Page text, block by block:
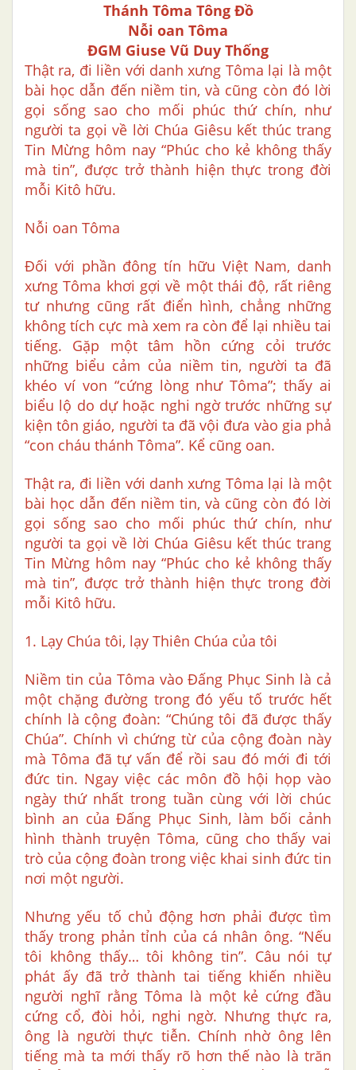
Thánh Tôma Tông Đồ
Nỗi oan Tôma
ĐGM Giuse Vũ Duy Thống
Thật ra, đi liền với danh xưng Tôma lại là một
bài học dẫn đến niềm tin, và cũng còn đó lời
gọi sống sao cho mối phúc thứ chín, như
người ta gọi về lời Chúa Giêsu kết thúc trang
Tin Mừng hôm nay “Phúc cho kẻ không thấy
mà tin”, được trở thành hiện thực trong đời
mỗi Kitô hữu.
Nỗi oan Tôma
Đối với phần đông tín hữu Việt Nam, danh
xưng Tôma khơi gợi về một thái độ, rất riêng
tư nhưng cũng rất điển hình, chẳng những
không tích cực mà xem ra còn để lại nhiều tai
tiếng. Gặp một tâm hồn cứng cỏi trước
những biểu cảm của niềm tin, người ta đã
khéo ví von “cứng lòng như Tôma”; thấy ai
biểu lộ do dự hoặc nghi ngờ trước những sự
kiện tôn giáo, người ta đã vội đưa vào gia phả
“con cháu thánh Tôma”. Kể cũng oan.
Thật ra, đi liền với danh xưng Tôma lại là một
bài học dẫn đến niềm tin, và cũng còn đó lời
gọi sống sao cho mối phúc thứ chín, như
người ta gọi về lời Chúa Giêsu kết thúc trang
Tin Mừng hôm nay “Phúc cho kẻ không thấy
mà tin”, được trở thành hiện thực trong đời
mỗi Kitô hữu.
1. Lạy Chúa tôi, lạy Thiên Chúa của tôi
Niềm tin của Tôma vào Đấng Phục Sinh là cả
một chặng đường trong đó yếu tố trước hết
chính là cộng đoàn: “Chúng tôi đã được thấy
Chúa”. Chính vì chứng từ của cộng đoàn này
mà Tôma đã tự vấn để rồi sau đó mới đi tới
đức tin. Ngay việc các môn đồ hội họp vào
ngày thứ nhất trong tuần cùng với lời chúc
bình an của Đấng Phục Sinh, làm bối cảnh
hình thành truyện Tôma, cũng cho thấy vai
trò của cộng đoàn trong việc khai sinh đức tin
nơi một người.
Nhưng yếu tố chủ động hơn phải được tìm
thấy trong phản tỉnh của cá nhân ông. “Nếu
tôi không thấy… tôi không tin”. Câu nói tự
phát ấy đã trở thành tai tiếng khiến nhiều
người nghĩ rằng Tôma là một kẻ cứng đầu
cứng cổ, đòi hỏi, nghi ngờ. Nhưng thực ra,
ông là người thực tiễn. Chính nhờ ông lên
tiếng mà ta mới thấy rõ hơn thế nào là trăn